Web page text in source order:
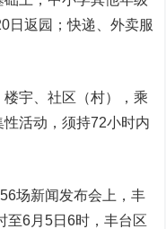
日返园；快递、外卖服
宇、社区（村），乘
活动，须持72小时内
场新闻发布会上，丰
至6月5日6时，丰台区